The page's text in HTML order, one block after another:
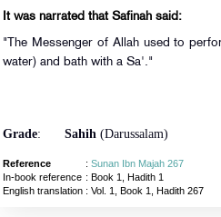
It was narrated that Safinah said:
"The Messenger of Allah used to
water) and bath with a Sa'."
Grade: Sahih(Darussalam)
Reference : Sunan Ibn Majah 267
In-book reference : Book 1, Hadith 1
English translation: Vol. 1, Book 1, Hadith 267